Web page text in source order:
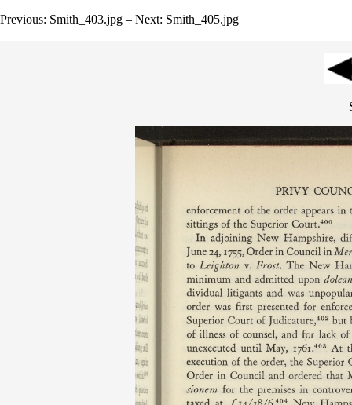
Previous: Smith_403.jpg – Next: Smith_405.jpg